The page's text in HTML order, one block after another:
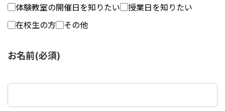
体験教室の開催日を知りたい
授業日を知りたい
在校生の方
その他
お名前(必須)